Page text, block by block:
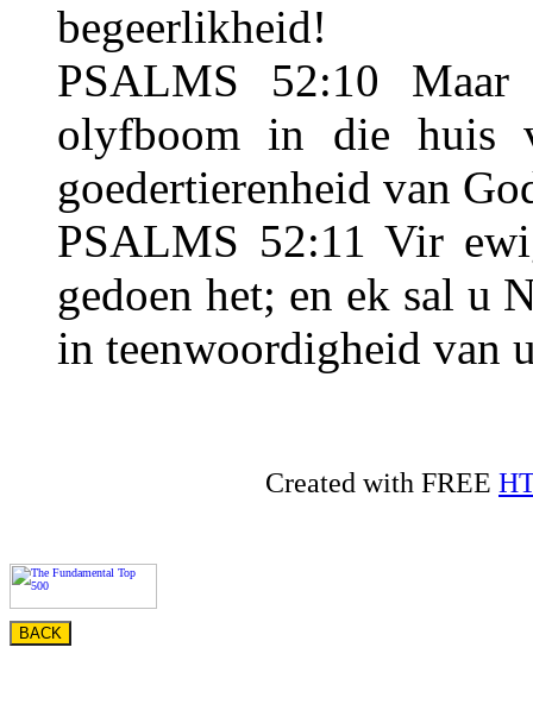
begeerlikheid!
PSALMS 52:10
olyfboom in die huis
goedertierenheid van
PSALMS 52:11 Vir
gedoen het; en ek sal u
in teenwoordigheid van
Created with FREE